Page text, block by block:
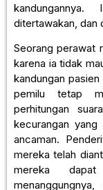
ditertawakan, dan
Seorang perawat
karena ia tidak
kandungan
pemilu tetap
perhitungan
kecurangan
ancaman.
mereka telah
mereka